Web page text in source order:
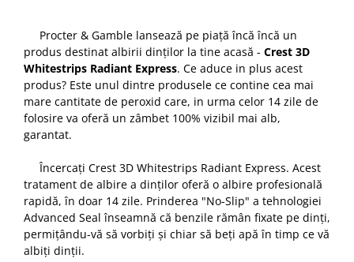
Procter & Gamble lansează pe piață încă încă un
produs destinat albirii dinților la tine acasă - Crest 3D
Whitestrips Radiant Express. Ce aduce in plus acest
produs? Este unul dintre produsele ce contine cea mai
mare cantitate de peroxid care, in urma celor 14 zile de
folosire va oferă un zâmbet 100% vizibil mai alb,
garantat.
Încercați Crest 3D Whitestrips Radiant Express. Acest
tratament de albire a dinților oferă o albire profesională
rapidă, în doar 14 zile. Prinderea "No-Slip" a tehnologiei
Advanced Seal înseamnă că benzile rămân fixate pe dinți,
permițându-vă să vorbiți și chiar să beți apă în timp ce vă
albiți dinții.